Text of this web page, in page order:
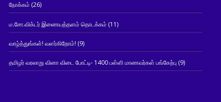
நோக்கம் (26)
ம.சோ.விக்டர் இணையத்தளம் தொடக்கம் (11)
வாழ்த்துங்கள்! வளர்கிறோம்! (9)
தமிழர் வரலாறு வினா விடை போட்டி- 1400 பள்ளி மாணவர்கள் பங்கேற்பு(9)